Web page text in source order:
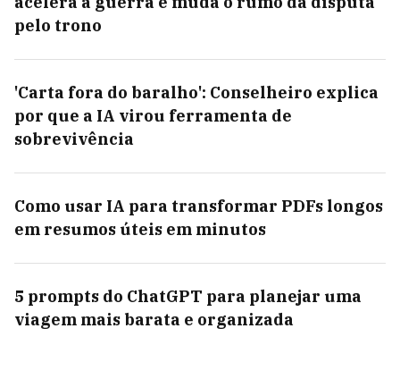
pelo trono
'Carta fora do baralho': Conselheiro explica
por que a IA virou ferramenta de
sobrevivência
Como usar IA para transformar PDFs longos
em resumos úteis em minutos
5 prompts do ChatGPT para planejar uma
viagem mais barata e organizada